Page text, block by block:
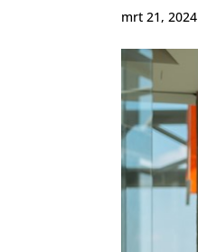
mrt 21, 2024